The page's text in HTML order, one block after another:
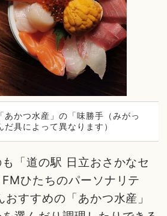
あかつ水産」の「味勝手（みがっ
具によって異なります）
「道の駅 日立おさかなセ
ひたちのパーソナリテ
すすめの「あかつ水産」